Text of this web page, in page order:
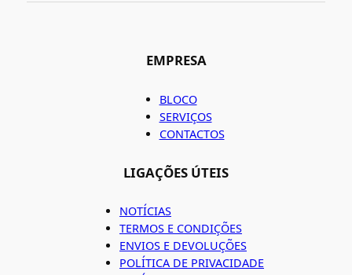
EMPRESA
BLOCO
SERVIÇOS
CONTACTOS
LIGAÇÕES ÚTEIS
NOTÍCIAS
TERMOS E CONDIÇÕES
ENVIOS E DEVOLUÇÕES
POLÍTICA DE PRIVACIDADE